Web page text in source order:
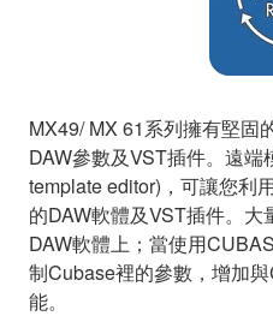
MX49/ MX 61系列擁有堅固
DAW參數及VST插件。遠
template editor)，可讓您利
的DAW軟體及VST插件。
DAW軟體上；當使用
制Cubase裡的參數，增加
能。